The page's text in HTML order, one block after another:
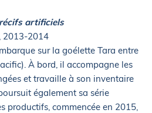
artificiels
2013-2014
sur la goélette Tara entre
À bord, il accompagne les
et travaille à son inventaire
également sa série
productifs, commencée en 2015,